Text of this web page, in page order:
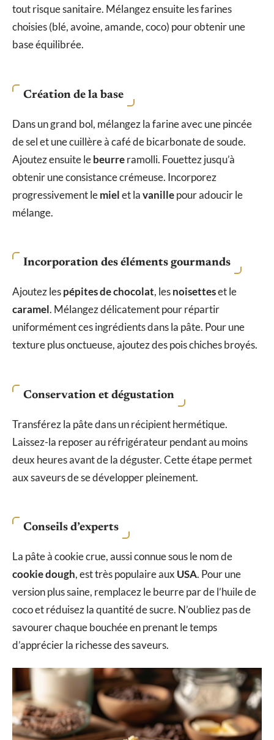
tout risque sanitaire. Mélangez ensuite les farines
choisies (blé, avoine, amande, coco) pour obtenir une
base équilibrée.
Création de la base
Dans un grand bol, mélangez la farine avec une pincée
de sel et une cuillère à café de bicarbonate de soude.
Ajoutez ensuite lebeurreramolli. Fouettez jusqu’à
obtenir une consistance crémeuse. Incorporez
progressivement lemielet lavanillepour adoucir le
mélange.
Incorporation des éléments gourmands
Ajoutez lespépites de chocolat, lesnoisetteset le
caramel. Mélangez délicatement pour répartir
uniformément ces ingrédients dans la pâte. Pour une
texture plus onctueuse, ajoutez des pois chiches broyés.
Conservation et dégustation
Transférez la pâte dans un récipient hermétique.
Laissez-la reposer au réfrigérateur pendant au moins
deux heures avant de la déguster. Cette étape permet
aux saveurs de se développer pleinement.
Conseils d’experts
La pâte à cookie crue, aussi connue sous le nom de
cookie dough, est très populaire aux USA. Pour une
version plus saine, remplacez le beurre par de l’huile de
coco et réduisez la quantité de sucre. N’oubliez pas de
savourer chaque bouchée en prenant le temps
d’apprécier la richesse des saveurs.